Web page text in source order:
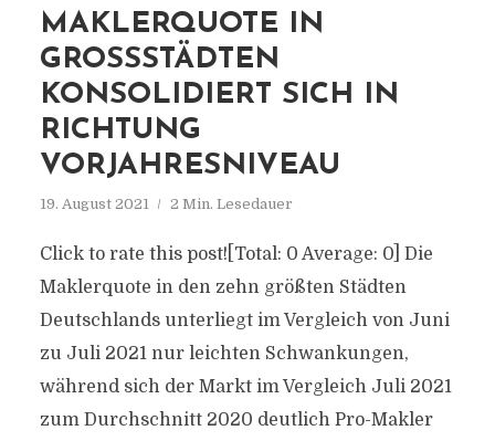
MAKLERQUOTE IN
GROSSSTÄDTEN K
ONSOLIDIERT SICH IN R
ICHTUNG V
ORJAHRESNIVEAU
19. August 2021 2 Min. Lesedauer
Click to rate this post![Total: 0 Average: 0] Die
Maklerquote in den zehn größten Städten
Deutschlands unterliegt im Vergleich von Juni
zu Juli 2021 nur leichten Schwankungen,
während sich der Markt im Vergleich Juli 2021
zum Durchschnitt 2020 deutlich Pro-Makler